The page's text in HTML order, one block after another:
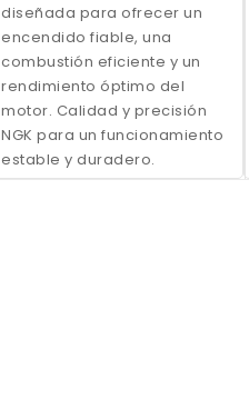
diseñada para ofrecer un
encendido fiable, una
combustión eficiente y un
rendimiento óptimo del
motor. Calidad y precisión
NGK para un funcionamiento
estable y duradero.